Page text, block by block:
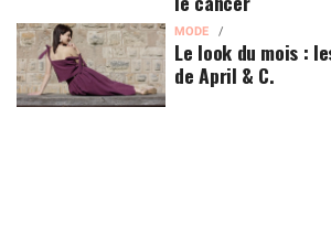
MODE
Le look du mois :
de April & C.